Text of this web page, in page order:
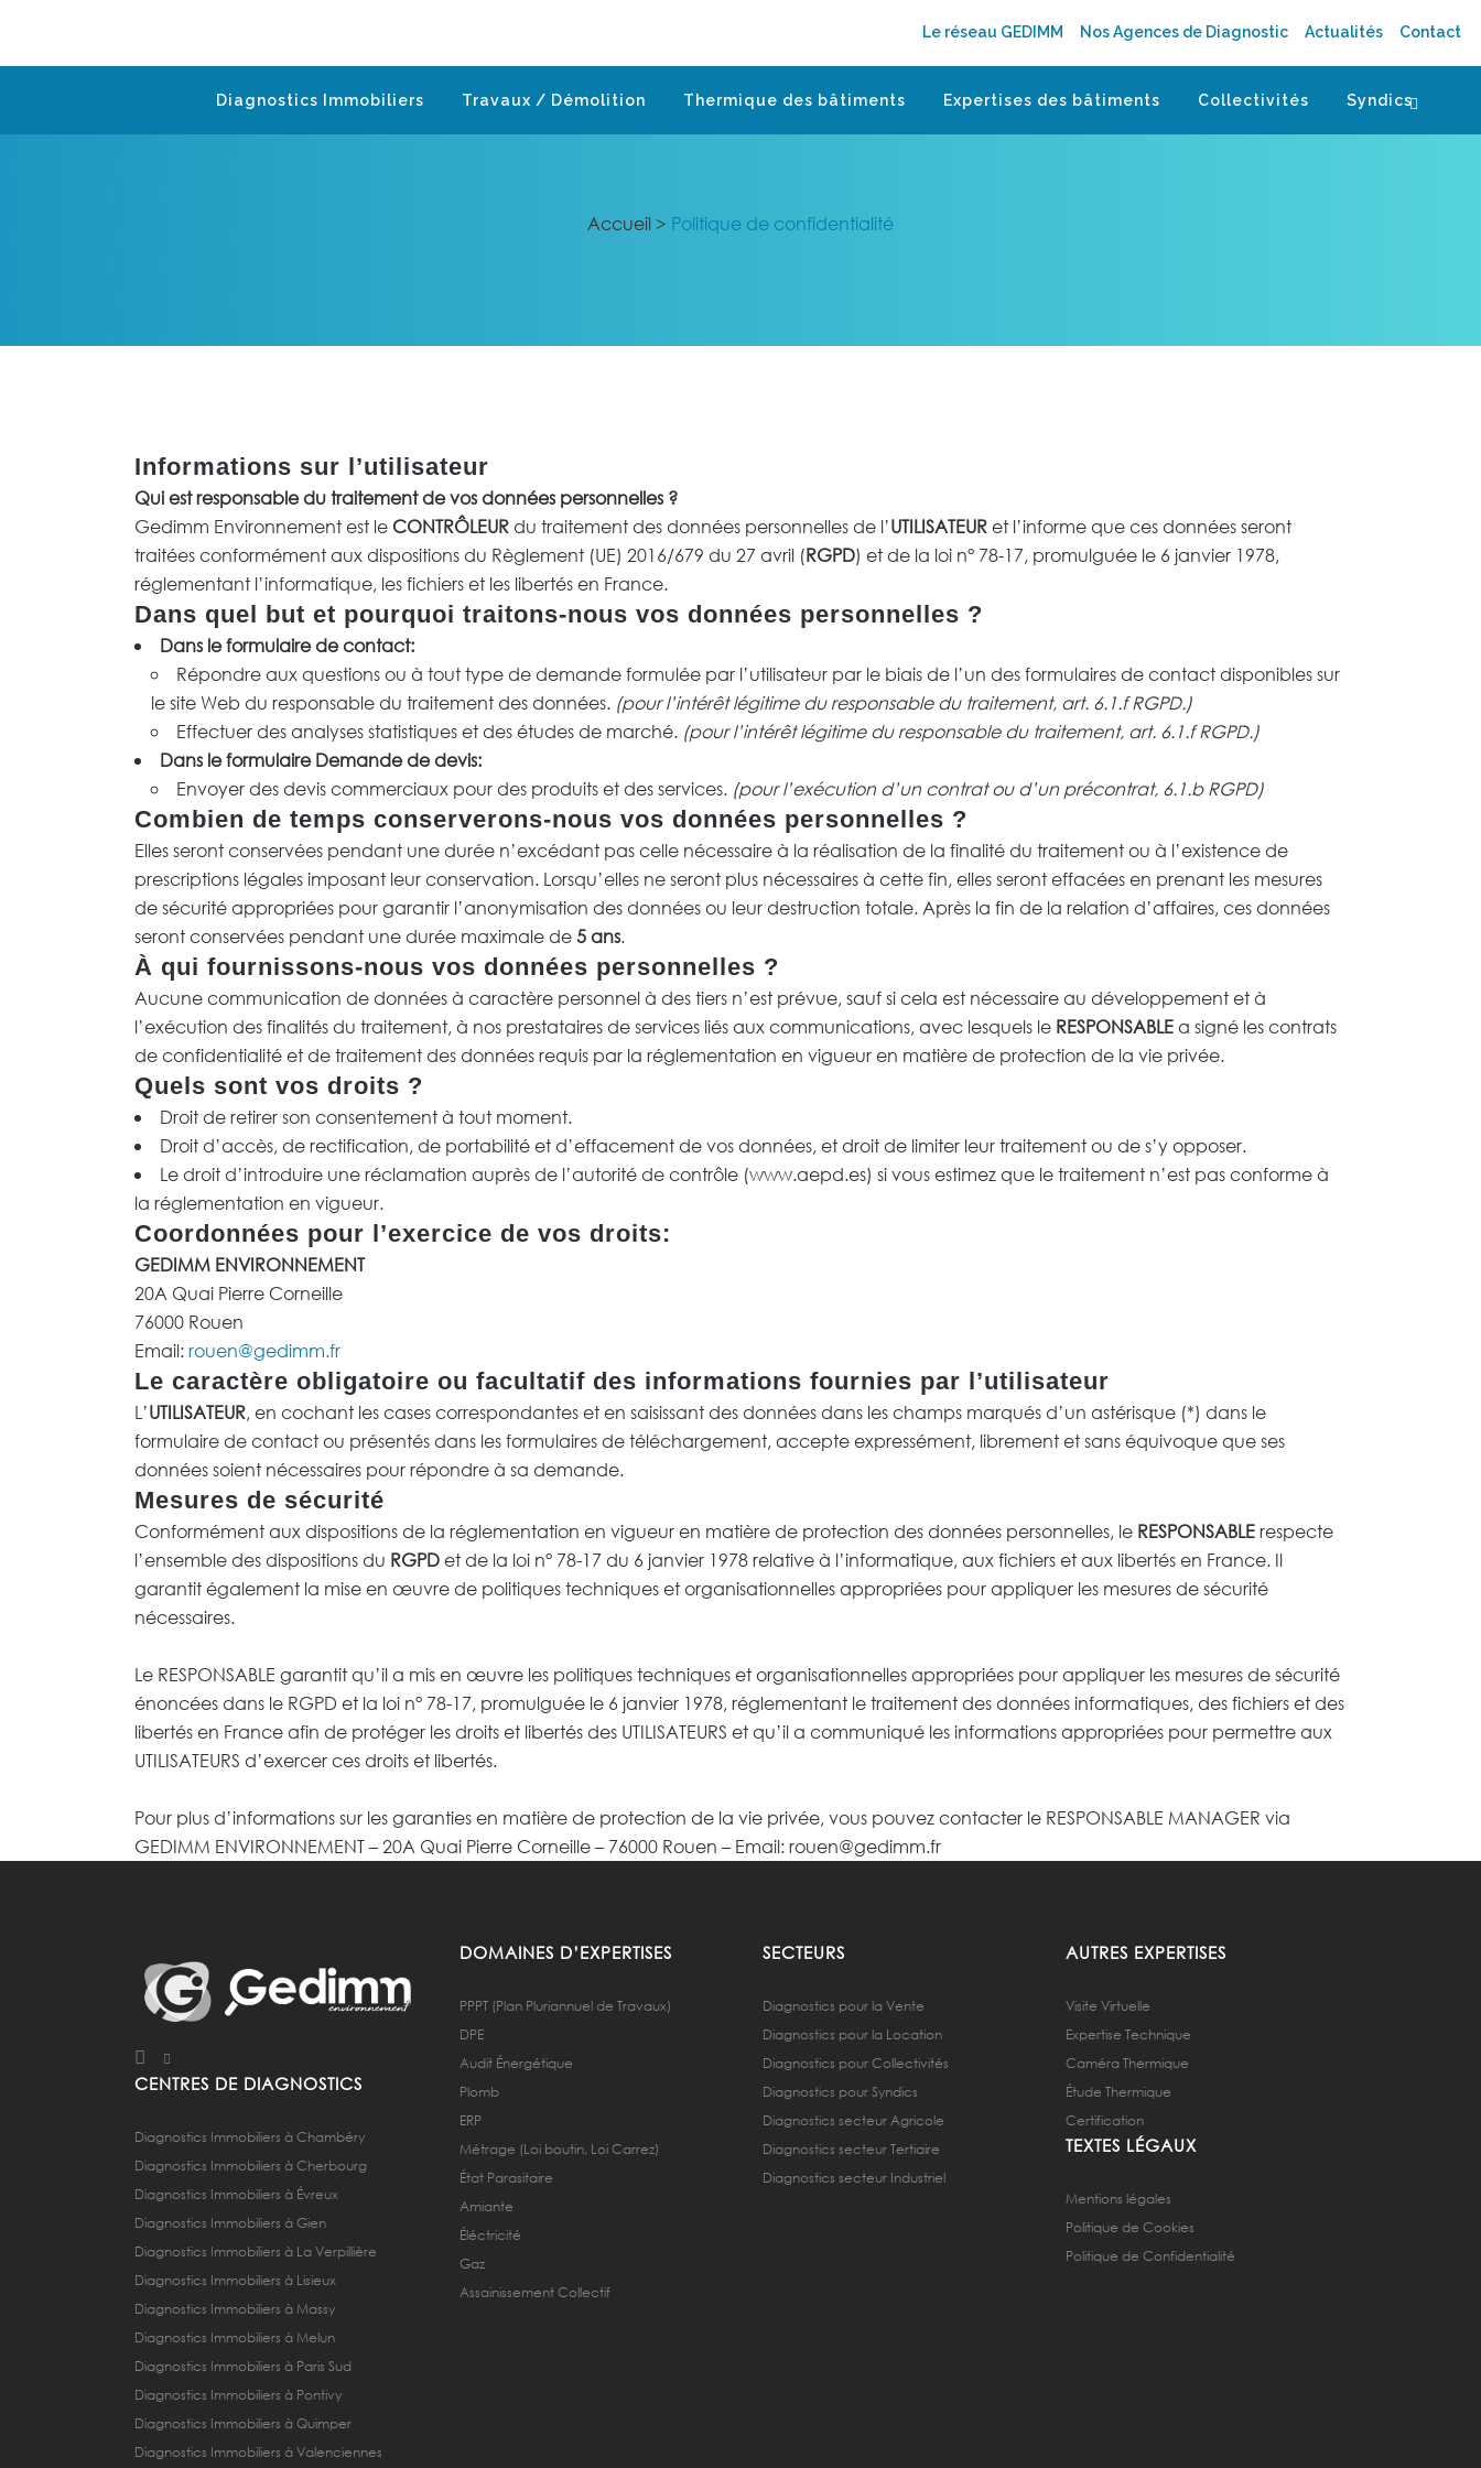
Le réseau GEDIMM Nos Agences de Diagnostic Actualités Contact
Diagnostics Immobiliers Travaux / Démolition Thermique des bâtiments Expertises des bâtiments Collectivités Syndics
Accueil> Politique de confidentialité
Informations sur l’utilisateur
Qui est responsable du traitement de vos données personnelles ?
Gedimm Environnement est le CONTRÔLEURdu traitement des données personnelles de l’UTILISATEURet l’informe que ces données seront
traitées conformément aux dispositions du Règlement (UE) 2016/679 du 27 avril (RGPD) et de la loi n° 78-17, promulguée le 6 janvier 1978,
réglementant l’informatique, les fichiers et les libertés en France.
Dans quel but et pourquoi traitons-nous vos données personnelles ?
Dans le formulaire de contact:
Répondre aux questions ou à tout type de demande formulée par l’utilisateur par le biais de l’un des formulaires de contact disponibles sur
le site Web du responsable du traitement des données. (pour l’intérêt légitime du responsable du traitement, art. 6.1.f RGPD.)
Effectuer des analyses statistiques et des études de marché. (pour l’intérêt légitime du responsable du traitement, art. 6.1.f RGPD.)
Dans le formulaire Demande de devis:
Envoyer des devis commerciaux pour des produits et des services. (pour l’exécution d’un contrat ou d’un précontrat, 6.1.b RGPD)
Combien de temps conserverons-nous vos données personnelles ?
Elles seront conservées pendant une durée n’excédant pas celle nécessaire à la réalisation de la finalité du traitement ou à l’existence de
prescriptions légales imposant leur conservation. Lorsqu’elles ne seront plus nécessaires à cette fin, elles seront effacées en prenant les mesures
de sécurité appropriées pour garantir l’anonymisation des données ou leur destruction totale. Après la fin de la relation d’affaires, ces données
seront conservées pendant une durée maximale de5 ans.
À qui fournissons-nous vos données personnelles ?
Aucune communication de données à caractère personnel à des tiers n’est prévue, sauf si cela est nécessaire au développement et à
l’exécution des finalités du traitement, à nos prestataires de services liés aux communications, avec lesquels le RESPONSABLEa signé les contrats
de confidentialité et de traitement des données requis par la réglementation en vigueur en matière de protection de la vie privée.
Quels sont vos droits ?
Droit de retirer son consentement à tout moment.
Droit d’accès, de rectification, de portabilité et d’effacement de vos données, et droit de limiter leur traitement ou de s’y opposer.
Le droit d’introduire une réclamation auprès de l’autorité de contrôle (www.aepd.es) si vous estimez que le traitement n’est pas conforme à
la réglementation en vigueur.
Coordonnées pour l’exercice de vos droits:
GEDIMM ENVIRONNEMENT
20A Quai Pierre Corneille
76000 Rouen
Email:rouen@gedimm.fr
Le caractère obligatoire ou facultatif des informations fournies par l’utilisateur
L’UTILISATEUR, en cochant les cases correspondantes et en saisissant des données dans les champs marqués d’un astérisque (*) dans le
formulaire de contact ou présentés dans les formulaires de téléchargement, accepte expressément, librement et sans équivoque que ses
données soient nécessaires pour répondre à sa demande.
Mesures de sécurité
Conformément aux dispositions de la réglementation en vigueur en matière de protection des données personnelles, le RESPONSABLErespecte
l’ensemble des dispositions du RGPDet de la loi n° 78-17 du 6 janvier 1978 relative à l’informatique, aux fichiers et aux libertés en France. Il
garantit également la mise en œuvre de politiques techniques et organisationnelles appropriées pour appliquer les mesures de sécurité
nécessaires.
Le RESPONSABLE garantit qu’il a mis en œuvre les politiques techniques et organisationnelles appropriées pour appliquer les mesures de sécurité
énoncées dans le RGPD et la loi n° 78-17, promulguée le 6 janvier 1978, réglementant le traitement des données informatiques, des fichiers et des
libertés en France afin de protéger les droits et libertés des UTILISATEURS et qu’il a communiqué les informations appropriées pour permettre aux
UTILISATEURS d’exercer ces droits et libertés.
Pour plus d’informations sur les garanties en matière de protection de la vie privée, vous pouvez contacter le RESPONSABLE MANAGER via
GEDIMM ENVIRONNEMENT – 20A Quai Pierre Corneille – 76000 Rouen – Email: rouen@gedimm.fr
CENTRES DE DIAGNOSTICS
Diagnostics Immobiliers à Chambéry
Diagnostics Immobiliers à Cherbourg
Diagnostics Immobiliers à Évreux
Diagnostics Immobiliers à Gien
Diagnostics Immobiliers à La Verpillière
Diagnostics Immobiliers à Lisieux
Diagnostics Immobiliers à Massy
Diagnostics Immobiliers à Melun
Diagnostics Immobiliers à Paris Sud
Diagnostics Immobiliers à Pontivy
Diagnostics Immobiliers à Quimper
Diagnostics Immobiliers à Valenciennes
DOMAINES D’EXPERTISES
PPPT (Plan Pluriannuel de Travaux)
DPE
Audit Énergétique
Plomb
ERP
Métrage (Loi boutin, Loi Carrez)
État Parasitaire
Amiante
Éléctricité
Gaz
Assainissement Collectif
SECTEURS
Diagnostics pour la Vente
Diagnostics pour la Location
Diagnostics pour Collectivités
Diagnostics pour Syndics
Diagnostics secteur Agricole
Diagnostics secteur Tertiaire
Diagnostics secteur Industriel
AUTRES EXPERTISES
Visite Virtuelle
Expertise Technique
Caméra Thermique
Étude Thermique
Certification
TEXTES LÉGAUX
Mentions légales
Politique de Cookies
Politique de Confidentialité